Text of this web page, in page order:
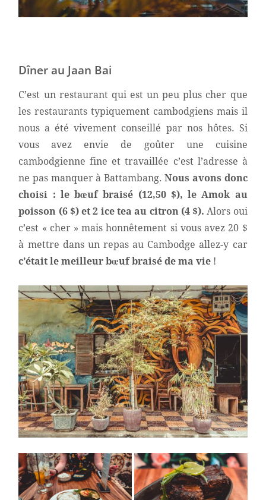
Dîner au Jaan Bai
C’est un restaurant qui est un peu plus cher que
les restaurants typiquement cambodgiens mais il
nous a été vivement conseillé par nos hôtes. Si
vous avez envie de goûter une cuisine
cambodgienne fine et travaillée c’est l’adresse à
ne pas manquer à Battambang.Nous avons donc
choisi : le bœufbraisé (12,50 $), le Amok au
poisson (6 $) et 2 ice tea au citron (4 $). Alors oui
c’est « cher » mais honnêtement si vous avez 20 $
à mettre dans un repas au Cambodge allez-y car
c’était le meilleur bœuf braisé de ma vie !